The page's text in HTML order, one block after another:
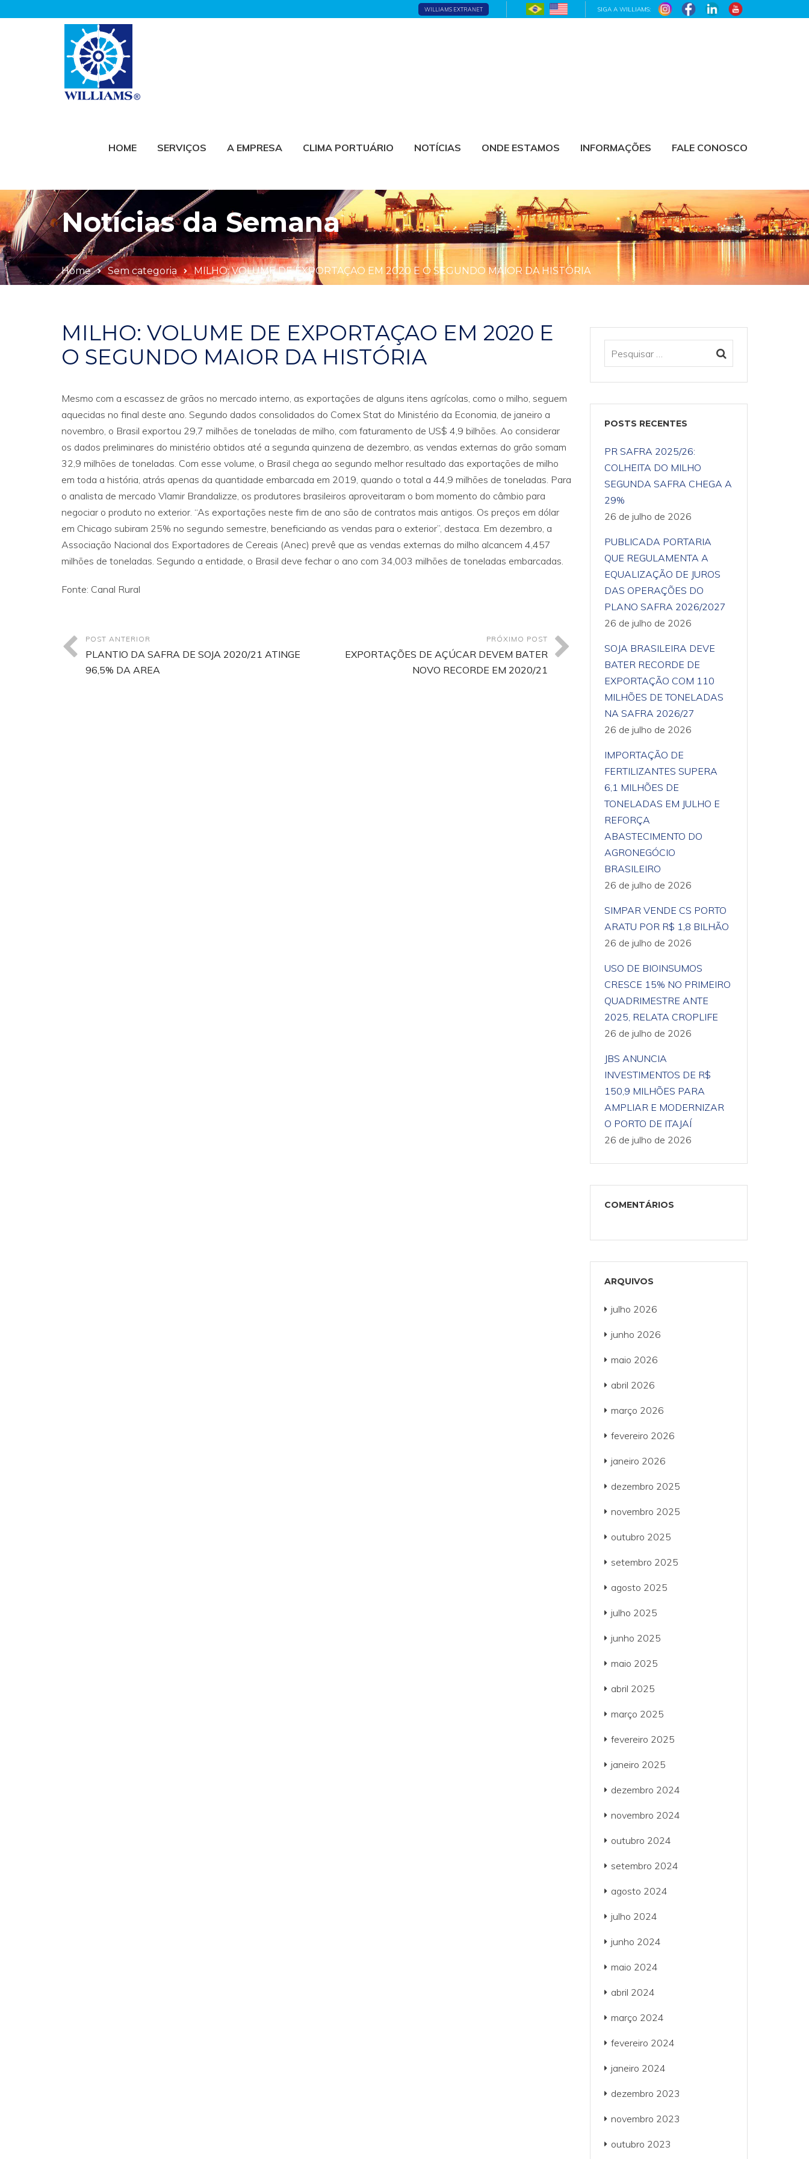
WILLIAMS EXTRANET SIGA A WILLIAMS:
HOME SERVIÇOS A EMPRESA CLIMA PORTUÁRIO NOTÍCIAS ONDE ESTAMOS INFORMAÇÕES FALE CONOSCO
Notícias da Semana
Home Sem categoria MILHO: VOLUME DE EXPORTAÇAO EM 2020 E O SEGUNDO MAIOR DA HISTÓRIA
MILHO: VOLUME DE EXPORTAÇAO EM 2020 E
O SEGUNDO MAIOR DA HISTÓRIA
Mesmo com a escassez de grãos no mercado interno, as exportações de alguns itens agrícolas, como o milho, seguem
aquecidas no final deste ano. Segundo dados consolidados do Comex Stat do Ministério da Economia, de janeiro a
novembro, o Brasil exportou 29,7 milhões de toneladas de milho, com faturamento de US$ 4,9 bilhões. Ao considerar
os dados preliminares do ministério obtidos até a segunda quinzena de dezembro, as vendas externas do grão somam
32,9 milhões de toneladas. Com esse volume, o Brasil chega ao segundo melhor resultado das exportações de milho
em toda a história, atrás apenas da quantidade embarcada em 2019, quando o total a 44,9 milhões de toneladas. Para
o analista de mercado Vlamir Brandalizze, os produtores brasileiros aproveitaram o bom momento do câmbio para
negociar o produto no exterior. “As exportações neste fim de ano são de contratos mais antigos. Os preços em dólar
em Chicago subiram 25% no segundo semestre, beneficiando as vendas para o exterior”, destaca. Em dezembro, a
Associação Nacional dos Exportadores de Cereais (Anec) prevê que as vendas externas do milho alcancem 4,457
milhões de toneladas. Segundo a entidade, o Brasil deve fechar o ano com 34,003 milhões de toneladas embarcadas.
Fonte: Canal Rural
POST ANTERIOR
PLANTIO DA SAFRA DE SOJA 2020/21 ATINGE
96,5% DA AREA
PRÓXIMO POST
EXPORTAÇÕES DE AÇÚCAR DEVEM BATER
NOVO RECORDE EM 2020/21
POSTS RECENTES
PR SAFRA 2025/26:
COLHEITA DO MILHO
SEGUNDA SAFRA CHEGA A
29%
26 de julho de 2026
PUBLICADA PORTARIA
QUE REGULAMENTA A
EQUALIZAÇÃO DE JUROS
DAS OPERAÇÕES DO
PLANO SAFRA 2026/2027
26 de julho de 2026
SOJA BRASILEIRA DEVE
BATER RECORDE DE
EXPORTAÇÃO COM 110
MILHÕES DE TONELADAS
NA SAFRA 2026/27
26 de julho de 2026
IMPORTAÇÃO DE
FERTILIZANTES SUPERA
6,1 MILHÕES DE
TONELADAS EM JULHO E
REFORÇA
ABASTECIMENTO DO
AGRONEGÓCIO
BRASILEIRO
26 de julho de 2026
SIMPAR VENDE CS PORTO
ARATU POR R$ 1,8 BILHÃO
26 de julho de 2026
USO DE BIOINSUMOS
CRESCE 15% NO PRIMEIRO
QUADRIMESTRE ANTE
2025, RELATA CROPLIFE
26 de julho de 2026
JBS ANUNCIA
INVESTIMENTOS DE R$
150,9 MILHÕES PARA
AMPLIAR E MODERNIZAR
O PORTO DE ITAJAÍ
26 de julho de 2026
COMENTÁRIOS
ARQUIVOS
julho 2026
junho 2026
maio 2026
abril 2026
março 2026
fevereiro 2026
janeiro 2026
dezembro 2025
novembro 2025
outubro 2025
setembro 2025
agosto 2025
julho 2025
junho 2025
maio 2025
abril 2025
março 2025
fevereiro 2025
janeiro 2025
dezembro 2024
novembro 2024
outubro 2024
setembro 2024
agosto 2024
julho 2024
junho 2024
maio 2024
abril 2024
março 2024
fevereiro 2024
janeiro 2024
dezembro 2023
novembro 2023
outubro 2023